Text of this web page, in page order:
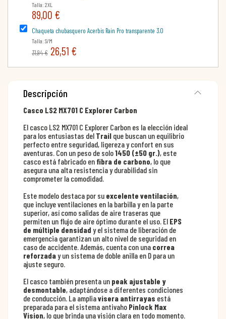
Talla: 2XL
89,00 €
Chaqueta chubasquero Acerbis Rain Pro transparente 3.0
Talla: S/M
31,94 € 26,51 €
Descripción
Casco LS2 MX701 C Explorer Carbon
El casco LS2 MX701 C Explorer Carbon es la elección ideal
para los entusiastas del Trail que buscan un equilibrio
perfecto entre seguridad, ligereza y confort en sus
aventuras. Con un peso de solo1450 (±50 gr.), este
casco está fabricado en fibra de carbono, lo que
asegura una alta resistencia y durabilidad sin
comprometer la comodidad.
Este modelo destaca por su excelente ventilación,
que incluye ventilaciones en la barbilla y en la parte
superior, así como salidas de aire traseras que
permiten un flujo de aire óptimo durante el uso. El EPS
de múltiple densidad y el sistema de liberación de
emergencia garantizan un alto nivel de seguridad en
caso de accidente. Además, cuenta con una correa
reforzaday un sistema de doble anilla en D para un
ajuste seguro.
El casco también presenta un peak ajustable y
desmontable, adaptándose a diferentes condiciones
de conducción. La ampliavisera antirrayas está
preparada para el sistema antivaho Pinlock Max
Vision, lo que brinda una visión clara en todo momento.